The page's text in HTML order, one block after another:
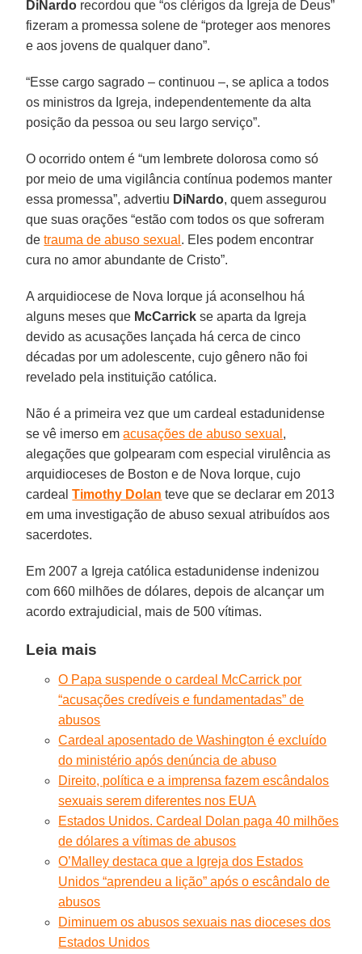
DiNardo recordou que “os clérigos da Igreja de Deus”
fizeram a promessa solene de “proteger aos menores
e aos jovens de qualquer dano”.
“Esse cargo sagrado – continuou –, se aplica a todos
os ministros da Igreja, independentemente da alta
posição da pessoa ou seu largo serviço”.
O ocorrido ontem é “um lembrete dolorosa como só
por meio de uma vigilância contínua podemos manter
essa promessa”, advertiu DiNardo, quem assegurou
que suas orações “estão com todos os que sofreram
detrauma de abuso sexual . Eles podem encontrar
cura no amor abundante de Cristo”.
A arquidiocese de Nova Iorque já aconselhou há
alguns meses que McCarrick se aparta da Igreja
devido as acusações lançada há cerca de cinco
décadas por um adolescente, cujo gênero não foi
revelado pela instituição católica.
Não é a primeira vez que um cardeal estadunidense
se vê imerso emacusações de abuso sexual ,
alegações que golpearam com especial virulência as
arquidioceses de Boston e de Nova Iorque, cujo
cardealTimothy Dolan teve que se declarar em 2013
em uma investigação de abuso sexual atribuídos aos
sacerdotes.
Em 2007 a Igreja católica estadunidense indenizou
com 660 milhões de dólares, depois de alcançar um
acordo extrajudicial, mais de 500 vítimas.
Leia mais
O Papa suspende o cardeal McCarrick por
“acusações credíveis e fundamentadas” de
abusos
Cardeal aposentado de Washington é excluído
do ministério após denúncia de abuso
Direito, política e a imprensa fazem escândalos
sexuais serem diferentes nos EUA
Estados Unidos. Cardeal Dolan paga 40 milhões
de dólares a vítimas de abusos
O’Malley destaca que a Igreja dos Estados
Unidos “aprendeu a lição” após o escândalo de
abusos
Diminuem os abusos sexuais nas dioceses dos
Estados Unidos